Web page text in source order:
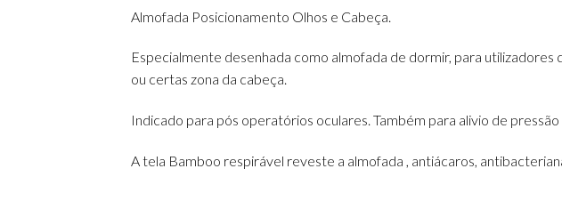
Almofada Posicionamento Olhos e Cabeça.
Especialmente desenhada como almofada de dormir, para
ou certas zona da cabeça.
Indicado para pós operatórios oculares. Também para alivio de
A tela Bamboo respirável reveste a almofada , antiácaros,